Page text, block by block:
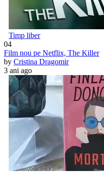
Timp liber
04
Film nou pe Netflix, The Killer
by Cristina Dragomir
3 ani ago